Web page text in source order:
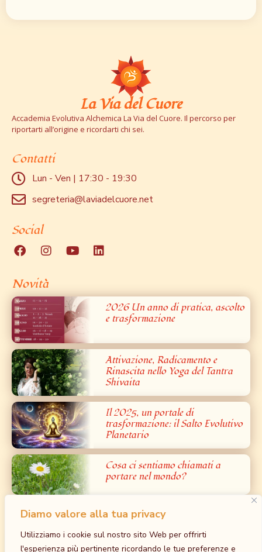
Diamo valore alla tua privacy
Utilizziamo i cookie sul nostro sito Web per offrirti
l'esperienza più pertinente ricordando le tue preferenze e
La Via del Cuore
Accademia Evolutiva Alchemica La Via del Cuore. Il percorso per
riportarti all’origine e ricordarti chi sei.
Contatti
Lun - Ven | 17:30 - 19:30
segreteria@laviadelcuore.net
Social
Novità
2026 Un anno di pratica, ascolto
e trasformazione
Attivazione, Radicamento e
Rinascita nello Yoga del Tantra
Shivaita
Il 2025, un portale di
trasformazione: il Salto Evolutivo
Planetario
Cosa ci sentiamo chiamati a
portare nel mondo?
Prossimi Eventi
Iniziazione al Bardo: la Grande Liberazione